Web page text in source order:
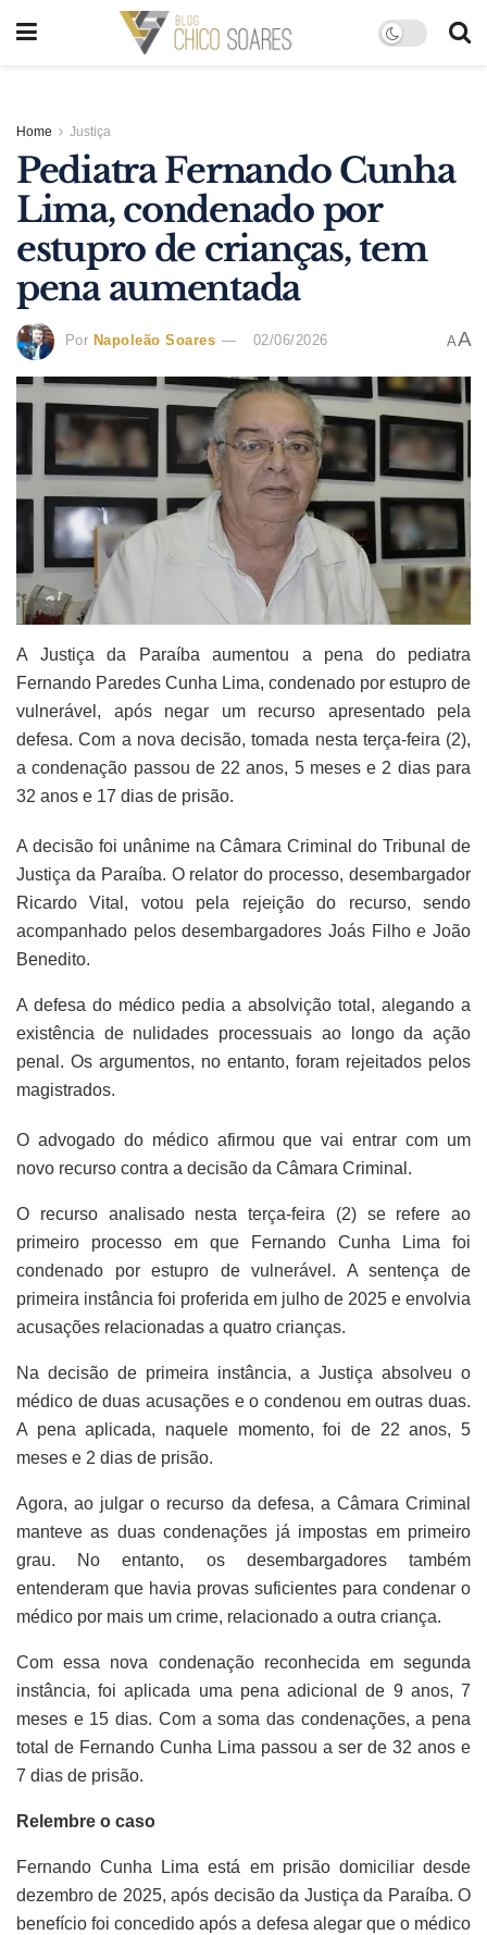
Home Justiça
Pediatra Fernando Cunha
Lima, condenado por
estupro de crianças, tem
pena aumentada
Por Napoleão Soares 02/06/2026 AA
A Justiça da Paraíba aumentou a pena do pediatra
Fernando Paredes Cunha Lima, condenado por estupro de
vulnerável, após negar um recurso apresentado pela
defesa. Com a nova decisão, tomada nesta terça-feira (2),
a condenação passou de 22 anos, 5 meses e 2 dias para
32 anos e 17 dias de prisão.
A decisão foi unânime na Câmara Criminal do Tribunal de
Justiça da Paraíba. O relator do processo, desembargador
Ricardo Vital, votou pela rejeição do recurso, sendo
acompanhado pelos desembargadores Joás Filho e João
Benedito.
A defesa do médico pedia a absolvição total, alegando a
existência de nulidades processuais ao longo da ação
penal. Os argumentos, no entanto, foram rejeitados pelos
magistrados.
O advogado do médico afirmou que vai entrar com um
novo recurso contra a decisão da Câmara Criminal.
O recurso analisado nesta terça-feira (2) se refere ao
primeiro processo em que Fernando Cunha Lima foi
condenado por estupro de vulnerável. A sentença de
primeira instância foi proferida em julho de 2025 e envolvia
acusações relacionadas a quatro crianças.
Na decisão de primeira instância, a Justiça absolveu o
médico de duas acusações e o condenou em outras duas.
A pena aplicada, naquele momento, foi de 22 anos, 5
meses e 2 dias de prisão.
Agora, ao julgar o recurso da defesa, a Câmara Criminal
manteve as duas condenações já impostas em primeiro
grau. No entanto, os desembargadores também
entenderam que havia provas suficientes para condenar o
médico por mais um crime, relacionado a outra criança.
Com essa nova condenação reconhecida em segunda
instância, foi aplicada uma pena adicional de 9 anos, 7
meses e 15 dias. Com a soma das condenações, a pena
total de Fernando Cunha Lima passou a ser de 32 anos e
7 dias de prisão.
Relembre o caso
Fernando Cunha Lima está em prisão domiciliar desde
dezembro de 2025, após decisão da Justiça da Paraíba. O
benefício foi concedido após a defesa alegar que o médico